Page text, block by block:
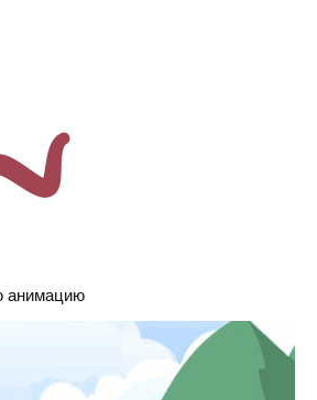
анимацию